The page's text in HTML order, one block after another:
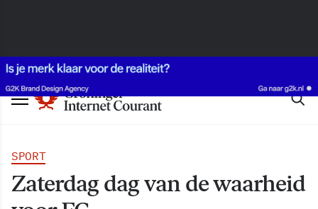
SPORT
Zaterdag dag van de waarheid